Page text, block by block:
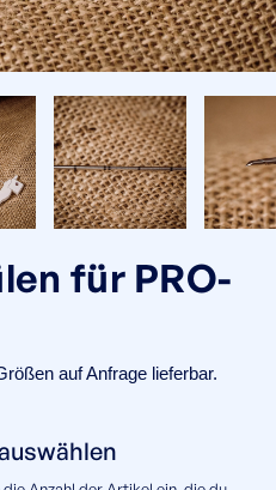
für PRO-
auf Anfrage lieferbar.